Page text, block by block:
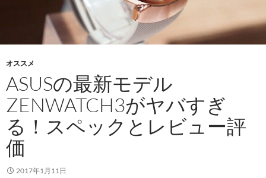
オススメ
ASUSの最新モデル
ZENWATCH3がヤバすぎ
る！スペックとレビュー評
価
2017年1月11日